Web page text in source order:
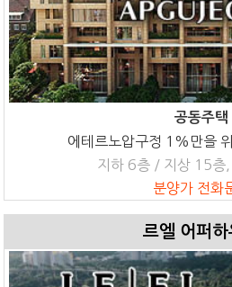
공동주택
에테르노압구정 1%만을
지하 6층 / 지상 15층,
분양가 전화
르엘 어퍼하